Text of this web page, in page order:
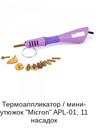
Термоаппликатор / мини-
утюжок "Micron" APL-01, 11
насадок